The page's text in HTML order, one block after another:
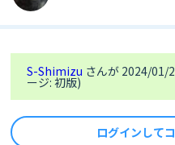
with your username
// APN IP type
define
// APN authentication
S-Shimizu さんが 2024/01/
ージ: 初版)
ログインして